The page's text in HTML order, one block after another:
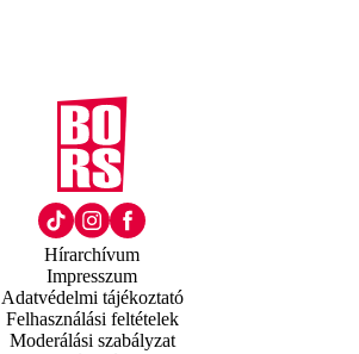
Hírarchívum
Impresszum
Adatvédelmi tájékoztató
Felhasználási feltételek
Moderálási szabályzat